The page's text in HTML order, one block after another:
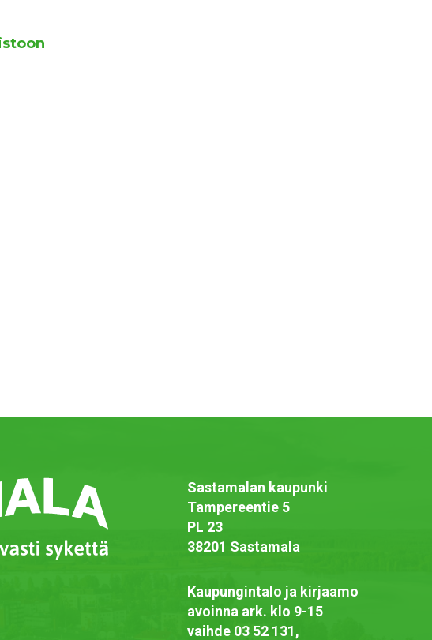
Sastamalan kaupunki
Tampereentie 5
PL 23
38201 Sastamala
Kaupungintalo ja kirjaamo
avoinna ark. klo 9-15
vaihde 03 52 131,